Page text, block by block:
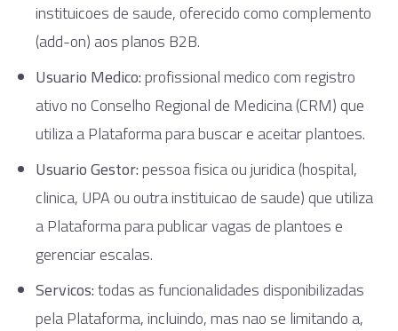
instituicoes de saude, oferecido como complemento
(add-on) aos planos B2B.
Usuario Medico:profissional medico com registro
ativo no Conselho Regional de Medicina (CRM) que
utiliza a Plataforma para buscar e aceitar plantoes.
Usuario Gestor:pessoa fisica ou juridica (hospital,
clinica, UPA ou outra instituicao de saude) que utiliza
a Plataforma para publicar vagas de plantoes e
gerenciar escalas.
Servicos:todas as funcionalidades disponibilizadas
pela Plataforma, incluindo, mas nao se limitando a,